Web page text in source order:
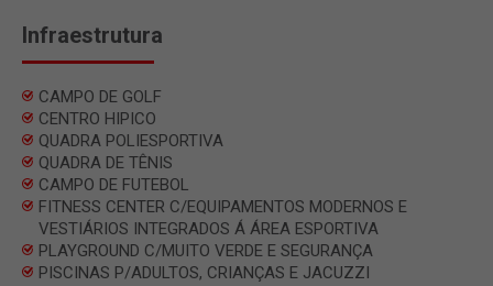
Infraestrutura
CAMPO DE GOLF
CENTRO HIPICO
QUADRA POLIESPORTIVA
QUADRA DE TÊNIS
CAMPO DE FUTEBOL
FITNESS CENTER C/EQUIPAMENTOS MODERNOS E
VESTIÁRIOS INTEGRADOS Á ÁREA ESPORTIVA
PLAYGROUND C/MUITO VERDE E SEGURANÇA
PISCINAS P/ADULTOS, CRIANÇAS E JACUZZI